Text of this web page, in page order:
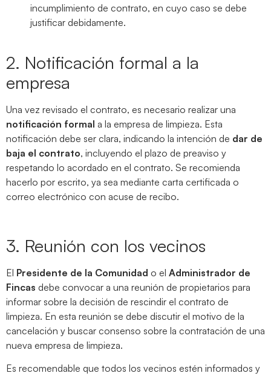
incumplimiento de contrato, en cuyo caso se debe
justificar debidamente.
2. Notificación formal a la
empresa
Una vez revisado el contrato, es necesario realizar una
notificación formal a la empresa de limpieza. Esta
notificación debe ser clara, indicando la intención de dar de
baja el contrato, incluyendo el plazo de preaviso y
respetando lo acordado en el contrato. Se recomienda
hacerlo por escrito, ya sea mediante carta certificada o
correo electrónico con acuse de recibo.
3. Reunión con los vecinos
El Presidente de la Comunidad o el Administrador de
Fincas debe convocar a una reunión de propietarios para
informar sobre la decisión de rescindir el contrato de
limpieza. En esta reunión se debe discutir el motivo de la
cancelación y buscar consenso sobre la contratación de una
nueva empresa de limpieza.
Es recomendable que todos los vecinos estén informados y